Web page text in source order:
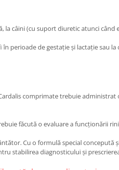
câini (cu suport diuretic atunci când
perioade de gestație și lactație sau
comprimate trebuie administrat
făcută o evaluare a funcționării
Cu o formulă special concepută
stabilirea diagnosticului și